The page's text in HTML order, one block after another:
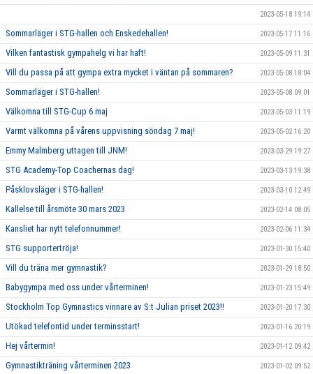
2023-05-18 19:14
Sommarläger i STG-hallen och Enskedehallen! 2023-05-17 11:16
Vilken fantastisk gympahelg vi har haft! 2023-05-09 11:31
Vill du passa på att gympa extra mycket i väntan på sommaren? 2023-05-08 18:04
Sommarläger i STG-hallen! 2023-05-08 09:01
Välkomna till STG-Cup 6 maj 2023-05-03 11:19
Varmt välkomna på vårens uppvisning söndag 7 maj! 2023-05-02 16:20
Emmy Malmberg uttagen till JNM! 2023-03-29 19:27
STG Academy-Top Coachernas dag! 2023-03-13 19:38
Påsklovsläger i STG-hallen! 2023-03-10 12:49
Kallelse till årsmöte 30 mars 2023 2023-02-14 08:05
Kansliet har nytt telefonnummer! 2023-02-06 11:34
STG supportertröja! 2023-01-30 15:40
Vill du träna mer gymnastik? 2023-01-29 18:50
Babygympa med oss under vårterminen! 2023-01-23 15:49
Stockholm Top Gymnastics vinnare av S:t Julian priset 2023!! 2023-01-20 17:30
Utökad telefontid under terminsstart! 2023-01-16 20:19
Hej vårtermin! 2023-01-12 09:42
Gymnastikträning vårterminen 2023 2023-01-02 09:52